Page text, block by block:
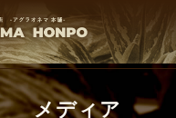
メディア